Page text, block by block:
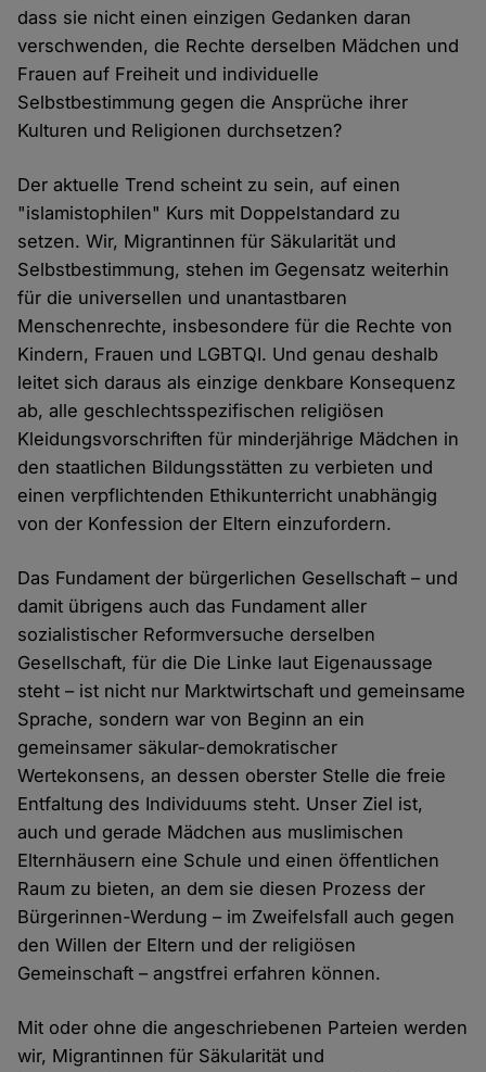
dass sie nicht einen einzigen Gedanken daran
verschwenden, die Rechte derselben Mädchen und
Frauen auf Freiheit und individuelle
Selbstbestimmung gegen die Ansprüche ihrer
Kulturen und Religionen durchsetzen?
Der aktuelle Trend scheint zu sein, auf einen
"islamistophilen" Kurs mit Doppelstandard zu
setzen. Wir, Migrantinnen für Säkularität und
Selbstbestimmung, stehen im Gegensatz weiterhin
für die universellen und unantastbaren
Menschenrechte, insbesondere für die Rechte von
Kindern, Frauen und LGBTQI. Und genau deshalb
leitet sich daraus als einzige denkbare Konsequenz
ab, alle geschlechtsspezifischen religiösen
Kleidungsvorschriften für minderjährige Mädchen in
den staatlichen Bildungsstätten zu verbieten und
einen verpflichtenden Ethikunterricht unabhängig
von der Konfession der Eltern einzufordern.
Das Fundament der bürgerlichen Gesellschaft – und
damit übrigens auch das Fundament aller
sozialistischer Reformversuche derselben
Gesellschaft, für die Die Linke laut Eigenaussage
steht – ist nicht nur Marktwirtschaft und gemeinsame
Sprache, sondern war von Beginn an ein
gemeinsamer säkular-demokratischer
Wertekonsens, an dessen oberster Stelle die freie
Entfaltung des Individuums steht. Unser Ziel ist,
auch und gerade Mädchen aus muslimischen
Elternhäusern eine Schule und einen öffentlichen
Raum zu bieten, an dem sie diesen Prozess der
Bürgerinnen-Werdung – im Zweifelsfall auch gegen
den Willen der Eltern und der religiösen
Gemeinschaft – angstfrei erfahren können.
Mit oder ohne die angeschriebenen Parteien werden
wir, Migrantinnen für Säkularität und